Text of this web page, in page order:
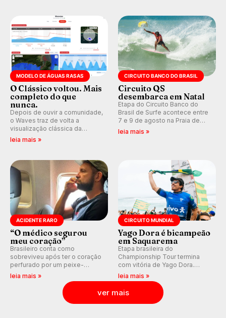
Kelly Slater convidado.
MODELO DE ÁGUAS RASAS
O Clássico voltou. Mais
completo do que
nunca.
Depois de ouvir a comunidade,
o Waves traz de volta a
visualização clássica da
previsão de águas rasas,
ondas para até 16 dias.
leia mais »
CIRCUITO BANCO DO BRASIL
Circuito QS
desembarca em Natal
Etapa do Circuito Banco do
Brasil de Surfe acontece entre
7 e 9 de agosto na Praia de
Miami (RN), em disputas
leia mais »
ACIDENTE RARO
“O médico segurou
meu coração”
Brasileiro conta como
sobreviveu após ter o coração
perfurado por um peixe-
agulha enquanto surfava na
leia mais »
CIRCUITO MUNDIAL
Yago Dora é bicampeão
em Saquarema
Etapa brasileira do
Championship Tour termina
com vitória de Yago Dora.
Sawyer Lindblad vence entre
as mulheres e Leonardo
Fioravanti assume liderança do
ranking mundial da WSL, na
etapa de Saquarema.
leia mais »
ver mais